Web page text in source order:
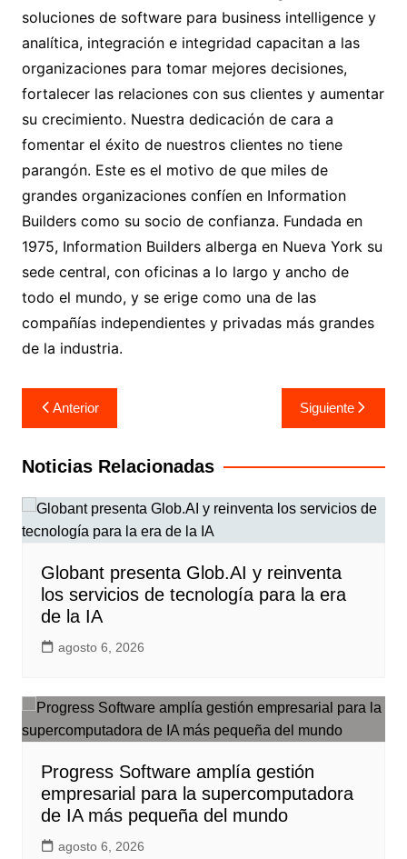
soluciones de software para business intelligence y
analítica, integración e integridad capacitan a las
organizaciones para tomar mejores decisiones,
fortalecer las relaciones con sus clientes y aumentar
su crecimiento. Nuestra dedicación de cara a
fomentar el éxito de nuestros clientes no tiene
parangón. Este es el motivo de que miles de
grandes organizaciones confíen en Information
Builders como su socio de confianza. Fundada en
1975, Information Builders alberga en Nueva York su
sede central, con oficinas a lo largo y ancho de
todo el mundo, y se erige como una de las
compañías independientes y privadas más grandes
de la industria.
Navegación
de
entradas
Anterior Siguiente
Noticias Relacionadas
Globant presenta Glob.AI y reinventa
los servicios de tecnología para la era
de la IA
agosto 6, 2026
Progress Software amplía gestión
empresarial para la supercomputadora
de IA más pequeña del mundo
agosto 6, 2026